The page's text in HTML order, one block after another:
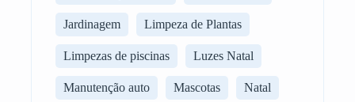
Jardinagem Limpeza de Plantas
Limpezas de piscinas Luzes Natal
Manutenção auto Mascotas Natal